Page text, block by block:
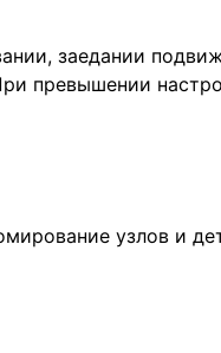
заедании
превышении
узлов и